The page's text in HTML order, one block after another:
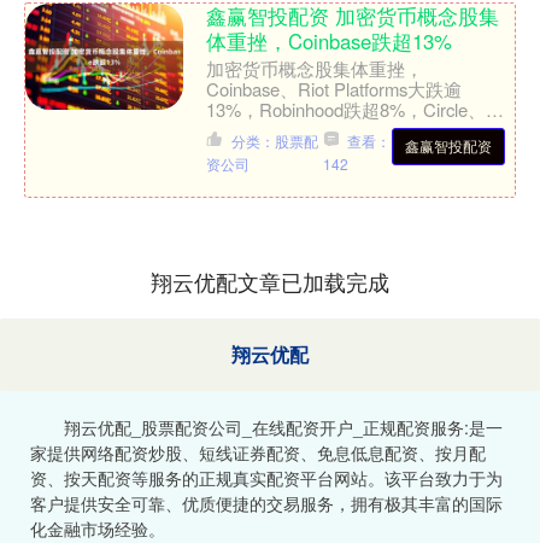
鑫赢智投配资 加密货币概念股集
体重挫，Coinbase跌超13%
加密货币概念股集体重挫，
Coinbase、Riot Platforms大跌逾
13%，Robinhood跌超8%，Circle、
MARA Holdings跌超5%....
鑫赢智投配资
分类：股票配
资公司
查看：
142
翔云优配文章已加载完成
翔云优配
翔云优配_股票配资公司_在线配资开户_正规配资服务:是一
家提供网络配资炒股、短线证券配资、免息低息配资、按月配
资、按天配资等服务的正规真实配资平台网站。该平台致力于为
客户提供安全可靠、优质便捷的交易服务，拥有极其丰富的国际
化金融市场经验。